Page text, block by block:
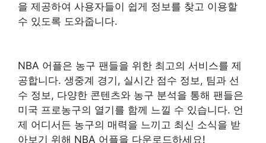
을 제공하여 사용자들이 쉽게 정보를 찾고 이용할
수 있도록 도와줍니다.
NBA 어플은 농구 팬들을 위한 최고의 서비스를 제
공합니다. 생중계 경기, 실시간 점수 정보, 팀과 선
수 정보, 다양한 콘텐츠와 농구 분석을 통해 팬들은
미국 프로농구의 열기를 함께 느낄 수 있습니다. 언
제 어디서든 농구의 매력을 느끼고 최신 소식을 받
아보기 위해 NBA 어플을 다운로드하세요!